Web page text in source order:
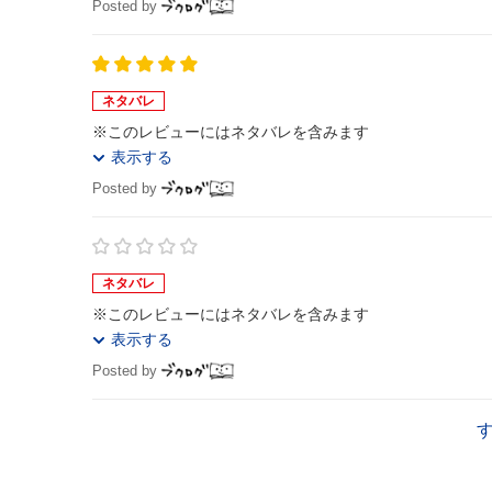
Posted by
ネタバレ
※このレビューにはネタバレを含みます
表示する
Posted by
ネタバレ
※このレビューにはネタバレを含みます
表示する
Posted by